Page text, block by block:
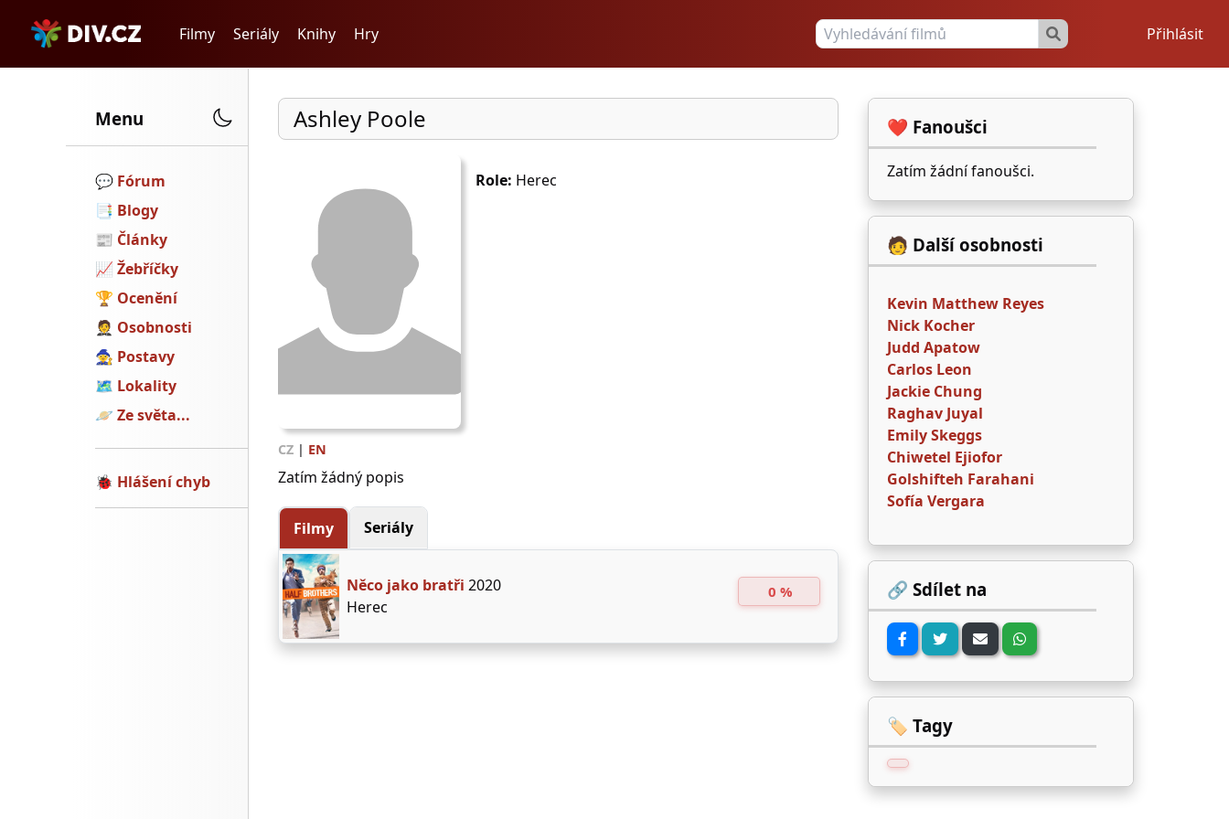
Filmy Seriály Knihy Hry Přihlásit
Menu
💬️ Fórum
📑 Blogy
📰 Články
📈 Žebříčky
🏆 Ocenění
🤵 Osobnosti
🧙 Postavy
🗺 Lokality
🪐 Ze světa...
🐞 Hlášení chyb
Ashley Poole
Role: Herec
CZ | EN
Zatím žádný popis
Filmy Seriály
Něco jako bratři 2020
Herec
0 %
❤️ Fanoušci
Zatím žádní fanoušci.
🧑 Další osobnosti
Kevin Matthew Reyes
Nick Kocher
Judd Apatow
Carlos Leon
Jackie Chung
Raghav Juyal
Emily Skeggs
Chiwetel Ejiofor
Golshifteh Farahani
Sofía Vergara
🔗 Sdílet na
🏷️ Tagy